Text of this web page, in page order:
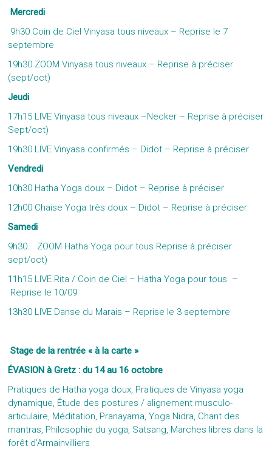
Mercredi
9h30 Coin de Ciel Vinyasa tous niveaux – Reprise le 7
septembre
19h30 ZOOM Vinyasa tous niveaux – Reprise à préciser
(sept/oct)
Jeudi
17h15 LIVE Vinyasa tous niveaux –Necker – Reprise à préciser
Sept/oct)
19h30 LIVE Vinyasa confirmés – Didot – Reprise à préciser
Vendredi
10h30 Hatha Yoga doux – Didot – Reprise à préciser
12h00 Chaise Yoga très doux – Didot – Reprise à préciser
Samedi
9h30. ZOOM Hatha Yoga pour tous Reprise à préciser
sept/oct)
11h15 LIVE Rita / Coin de Ciel – Hatha Yoga pour tous –
Reprise le 10/09
13h30 LIVE Danse du Marais – Reprise le 3 septembre
Stage de la rentrée « à la carte »
ÉVASION à Gretz : du 14 au 16 octobre
Pratiques de Hatha yoga doux, Pratiques de Vinyasa yoga
dynamique, Étude des postures / alignement musculo-
articulaire, Méditation, Pranayama, Yoga Nidra, Chant des
mantras, Philosophie du yoga, Satsang, Marches libres dans la
forêt d’Armainvilliers